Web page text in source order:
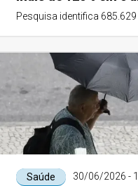
Pesquisa identifica
Saúde 30/06/2026 -